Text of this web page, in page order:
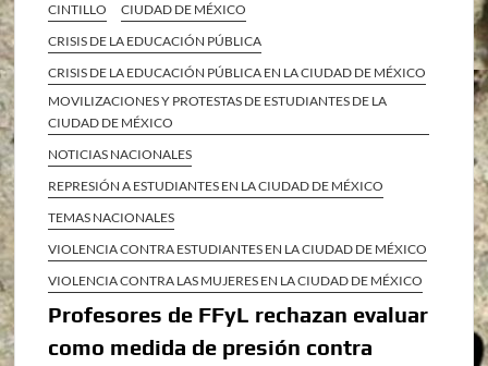
CINTILLO
CIUDAD DE MÉXICO
CRISIS DE LA EDUCACIÓN PÚBLICA
CRISIS DE LA EDUCACIÓN PÚBLICA EN LA CIUDAD DE MÉXICO
MOVILIZACIONES Y PROTESTAS DE ESTUDIANTES DE LA
CIUDAD DE MÉXICO
NOTICIAS NACIONALES
REPRESIÓN A ESTUDIANTES EN LA CIUDAD DE MÉXICO
TEMAS NACIONALES
VIOLENCIA CONTRA ESTUDIANTES EN LA CIUDAD DE MÉXICO
VIOLENCIA CONTRA LAS MUJERES EN LA CIUDAD DE MÉXICO
Profesores de FFyL rechazan evaluar
como medida de presión contra